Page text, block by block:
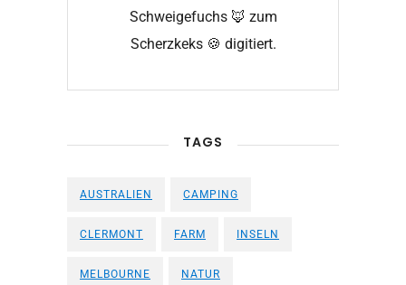
Schweigefuchs 🦊 zum
Scherzkeks 🍪 digitiert.
TAGS
AUSTRALIEN CAMPING
CLERMONT FARM INSELN
MELBOURNE NATUR